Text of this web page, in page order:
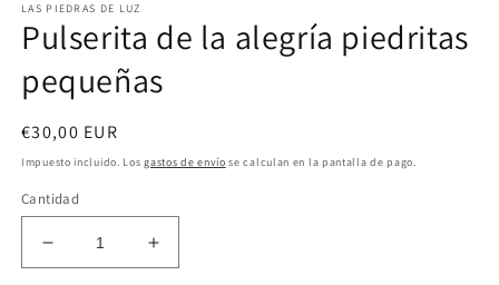
multimedia
1
en
ventana
modal
LAS PIEDRAS DE LUZ
Pulserita de la alegría piedritas
pequeñas
Precio
habitual
€30,00 EUR
Impuesto incluido. Losgastos de envío se calculan en la pantalla de pago.
Cantidad
Reducir
cantidad
Aumentar
cantidad